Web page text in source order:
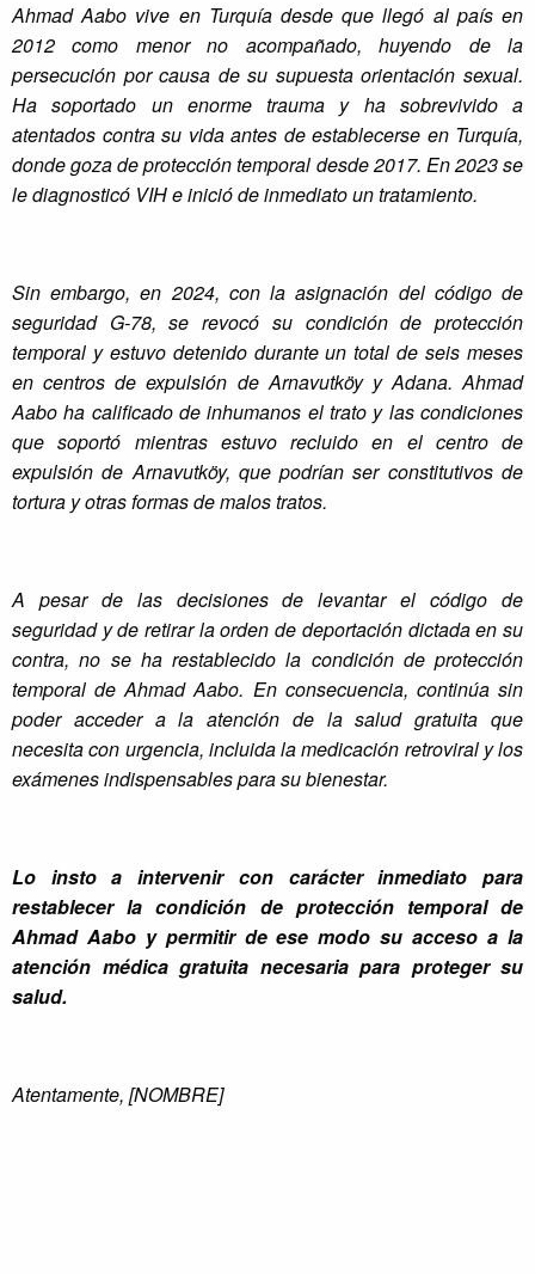
Ahmad Aabo vive en Turquía desde que llegó al país en
2012 como menor no acompañado, huyendo de la
persecución por causa de su supuesta orientación sexual.
Ha soportado un enorme trauma y ha sobrevivido a
atentados contra su vida antes de establecerse en Turquía,
donde goza de protección temporal desde 2017. En 2023 se
le diagnosticó VIH e inició de inmediato un tratamiento.
Sin embargo, en 2024, con la asignación del código de
seguridad G-78, se revocó su condición de protección
temporal y estuvo detenido durante un total de seis meses
en centros de expulsión de Arnavutköy y Adana. Ahmad
Aabo ha calificado de inhumanos el trato y las condiciones
que soportó mientras estuvo recluido en el centro de
expulsión de Arnavutköy, que podrían ser constitutivos de
tortura y otras formas de malos tratos.
A pesar de las decisiones de levantar el código de
seguridad y de retirar la orden de deportación dictada en su
contra, no se ha restablecido la condición de protección
temporal de Ahmad Aabo. En consecuencia, continúa sin
poder acceder a la atención de la salud gratuita que
necesita con urgencia, incluida la medicación retroviral y los
exámenes indispensables para su bienestar.
Lo insto a intervenir con carácter inmediato para
restablecer la condición de protección temporal de
Ahmad Aabo y permitir de ese modo su acceso a la
atención médica gratuita necesaria para proteger su
salud.
Atentamente, [NOMBRE]